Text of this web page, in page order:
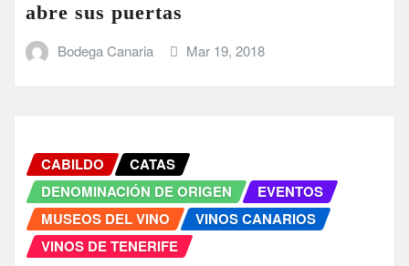
abre sus puertas
Bodega Canaria Mar 19, 2018
CABILDO
CATAS
DENOMINACIÓN DE ORIGEN
EVENTOS
MUSEOS DEL VINO
VINOS CANARIOS
VINOS DE TENERIFE